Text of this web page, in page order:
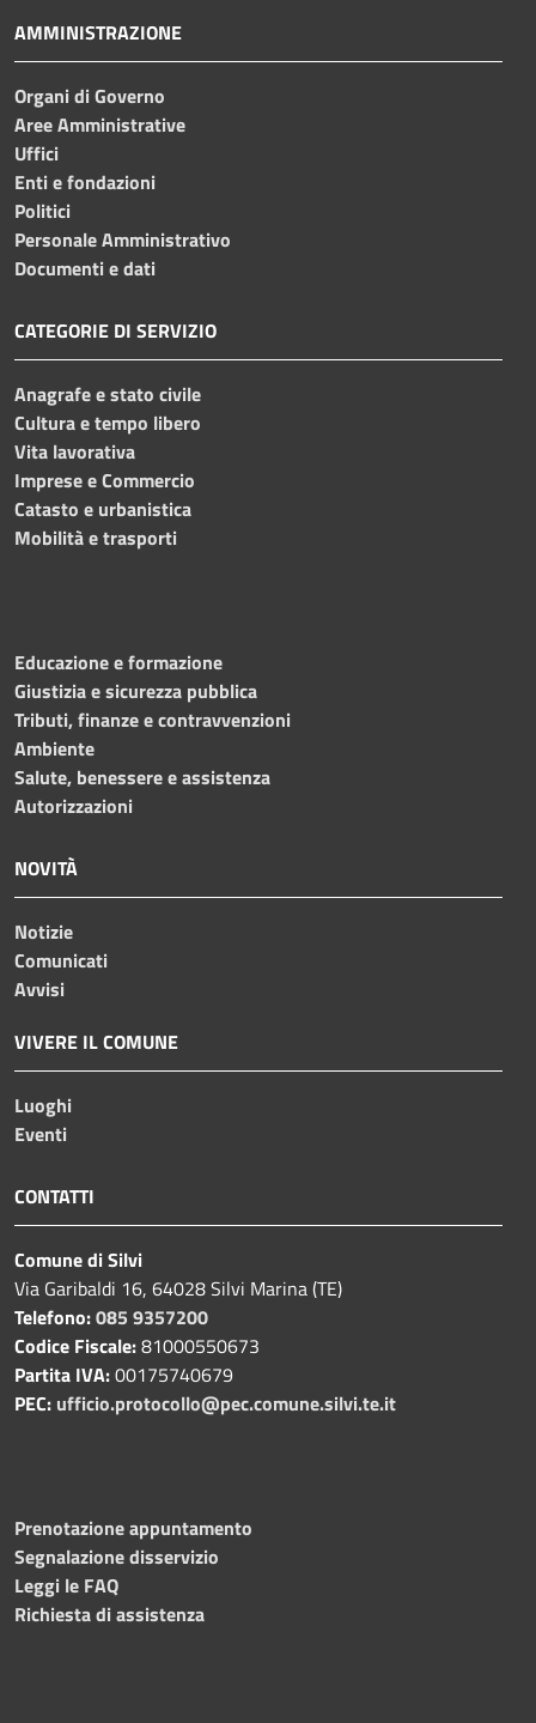
AMMINISTRAZIONE
Organi di Governo
Aree Amministrative
Uffici
Enti e fondazioni
Politici
Personale Amministrativo
Documenti e dati
CATEGORIE DI SERVIZIO
Anagrafe e stato civile
Cultura e tempo libero
Vita lavorativa
Imprese e Commercio
Catasto e urbanistica
Mobilità e trasporti
Educazione e formazione
Giustizia e sicurezza pubblica
Tributi, finanze e contravvenzioni
Ambiente
Salute, benessere e assistenza
Autorizzazioni
NOVITÀ
Notizie
Comunicati
Avvisi
VIVERE IL COMUNE
Luoghi
Eventi
CONTATTI
Comune di Silvi
Via Garibaldi 16, 64028 Silvi Marina (TE)
Telefono:085 9357200
Codice Fiscale:81000550673
Partita IVA:00175740679
PEC: ufficio.protocollo@pec.comune.silvi.te.it
Prenotazione appuntamento
Segnalazione disservizio
Leggi le FAQ
Richiesta di assistenza